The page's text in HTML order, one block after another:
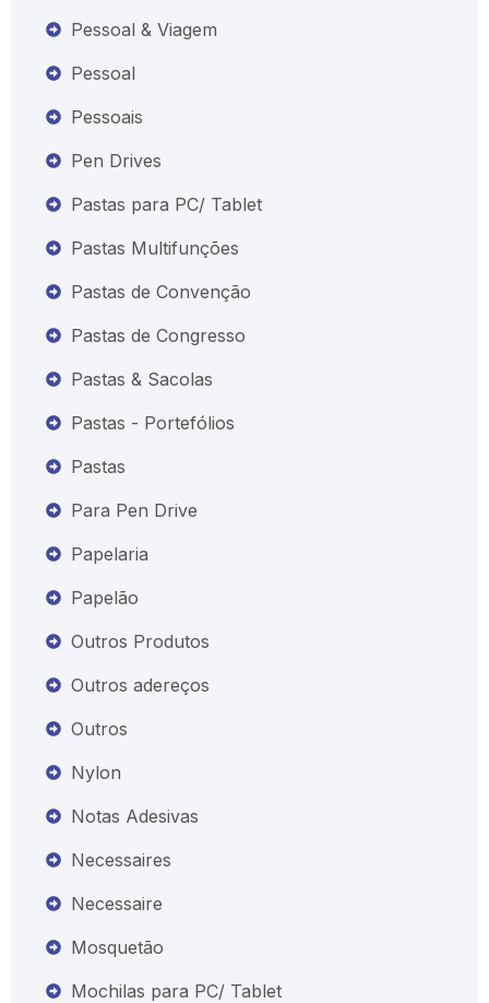
Pessoal & Viagem
Pessoal
Pessoais
Pen Drives
Pastas para PC/ Tablet
Pastas Multifunções
Pastas de Convenção
Pastas de Congresso
Pastas & Sacolas
Pastas - Portefólios
Pastas
Para Pen Drive
Papelaria
Papelão
Outros Produtos
Outros adereços
Outros
Nylon
Notas Adesivas
Necessaires
Necessaire
Mosquetão
Mochilas para PC/ Tablet